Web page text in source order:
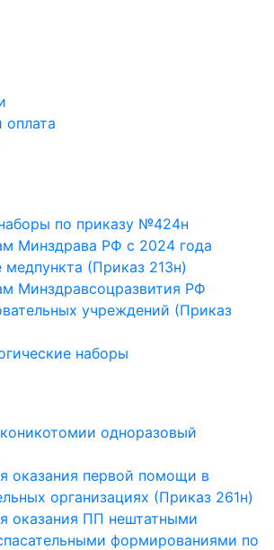
оплата
по приказу №424н
Минздрава РФ с 2024 года
(Приказ 213н)
Минздравсоцразвития РФ
учреждений (Приказ
наборы
одноразовый
оказания первой помощи в
организациях (Приказ 261н)
оказания ПП нештатными
формированиями по